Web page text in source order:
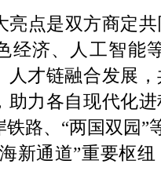
亮点是双方商定
经济、人工智能
人才链融合发展
助力各自现代化
路、“两国双园”
新通道”重要枢